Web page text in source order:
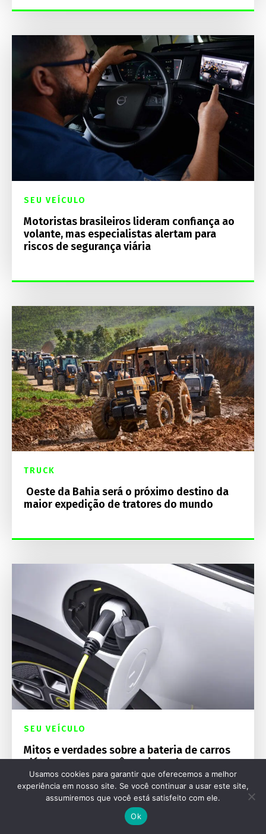
SEU VEÍCULO
Motoristas brasileiros lideram confiança ao
volante, mas especialistas alertam para
riscos de segurança viária
TRUCK
Oeste da Bahia será o próximo destino da
maior expedição de tratores do mundo
SEU VEÍCULO
Mitos e verdades sobre a bateria de carros
elétricos: o que você precisa saber
Usamos cookies para garantir que oferecemos a melhor
experiência em nosso site. Se você continuar a usar este site,
assumiremos que você está satisfeito com ele.
Ok